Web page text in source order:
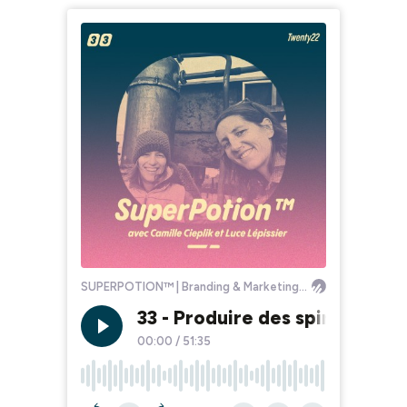
SUPERPOTION™ | Branding & Marketing des marques de boissons, bières et spiritueux — Avec Ludovic Mornand
33 - Produire des spiritueux
00:00 / 51:35